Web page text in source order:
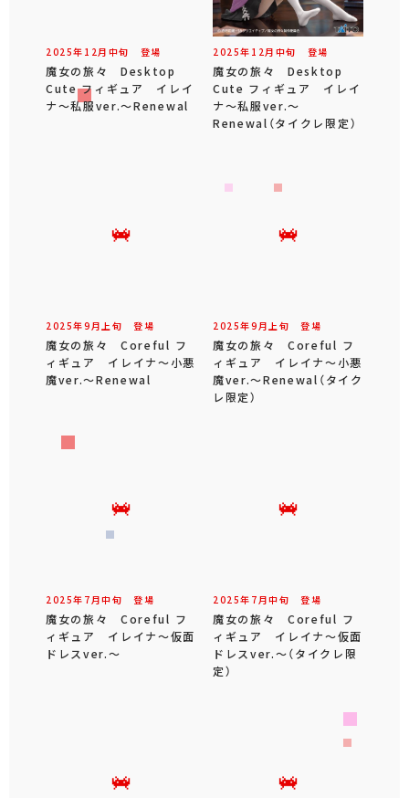
2025年 12 月 中旬 登場
魔女の旅々 Desktop
Cute フィギュア イレイ
ナ～私服ver.～Renewal
2025年 12 月 中旬 登場
魔女の旅々 Desktop
Cute フィギュア イレイ
ナ～私服ver.～
Renewal（タイクレ限定）
2025年9 月 上旬 登場
魔女の旅々 Coreful フ
ィギュア イレイナ～小悪
魔ver.～Renewal
2025年9 月 上旬 登場
魔女の旅々 Coreful フ
ィギュア イレイナ～小悪
魔ver.～Renewal（タイク
レ限定）
2025年 7 月中旬 登場
魔女の旅々 Coreful フ
ィギュア イレイナ～仮面
ドレスver.～
2025年 7 月中旬 登場
魔女の旅々 Coreful フ
ィギュア イレイナ～仮面
ドレスver.～（タイクレ限
定）